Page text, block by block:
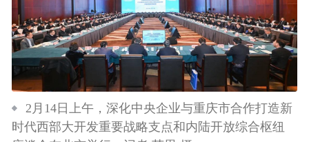
2月14日上午，深化中央企业与重庆市合作打造新
时代西部大开发重要战略支点和内陆开放综合枢纽